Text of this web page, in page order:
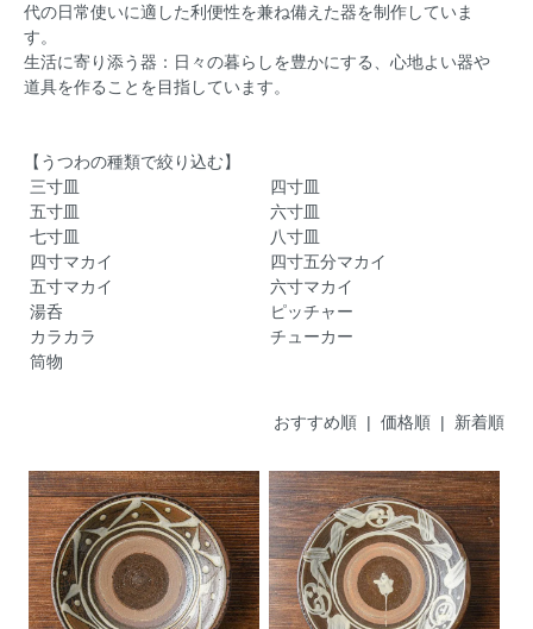
代の日常使いに適した利便性を兼ね備えた器を制作していま
す。
生活に寄り添う器：日々の暮らしを豊かにする、心地よい器や
道具を作ることを目指しています。
【うつわの種類で絞り込む】
三寸皿
四寸皿
五寸皿
六寸皿
七寸皿
八寸皿
四寸マカイ
四寸五分マカイ
五寸マカイ
六寸マカイ
湯呑
ピッチャー
カラカラ
チューカー
筒物
おすすめ順 | 価格順| 新着順